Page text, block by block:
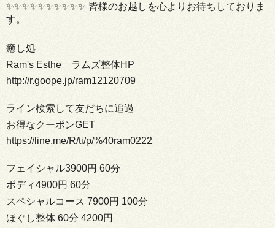
✨✨✨✨✨✨✨✨✨✨ 皆様のお越しを心よりお待ちしておりま
す。
癒し処
Ram's Esthe ラムズ整体HP
http://r.goope.jp/ram12120709
ライン検索して友だちに追過
お得なクーポンGET
https://line.me/R/ti/p/%40ram0222
フェイシャル3900円 60分
ボディ4900円 60分
スペシャルコース 7900円 100分
ほぐし整体 60分 4200円